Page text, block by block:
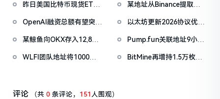
昨日美国比特币现货ETF
坊ETF净流出4180万美元
某地址从Binance提取
722万美元
OpenAI融资总额有望突破
以太坊更新2026协议优先
于上半年进行
某鲸鱼向OKX存入12,840
Pump.fun关联地址9小时
PUMP
WLFI团队地址将1000万
BitMine再增持1.5万枚
评论 （共0 条评论， 151 人围观）